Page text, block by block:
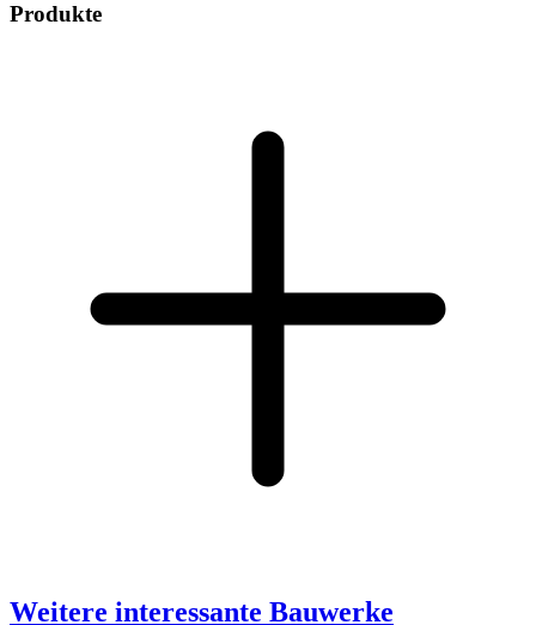
Produkte
Weitere interessante Bauwerke